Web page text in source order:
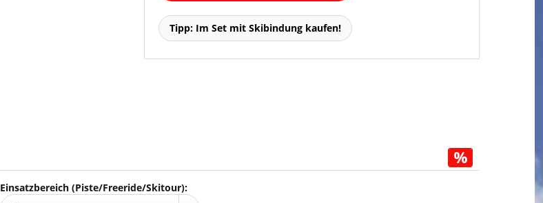
Tipp: Im Set mit Skibindung kaufen!
Einsatzbereich (Piste/Freeride/Skitour):